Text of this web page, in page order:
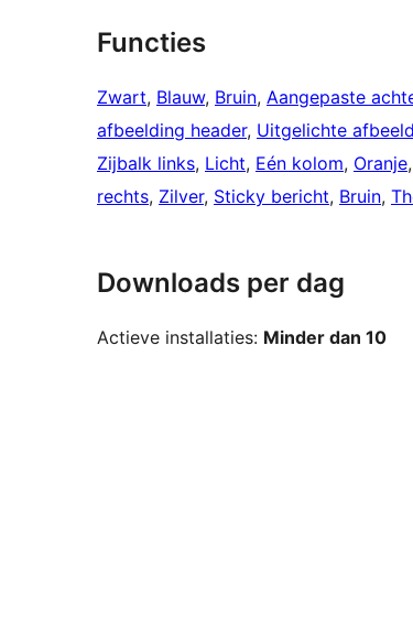
Functies
Zwart, Blauw, Bruin, Aangepaste
afbeelding header, Uitgelichte
Zijbalk links, Licht, Eén kolom, Oranje,
rechts, Zilver, Sticky bericht, Bruin,
Downloads per dag
Actieve installaties: Minder dan 10